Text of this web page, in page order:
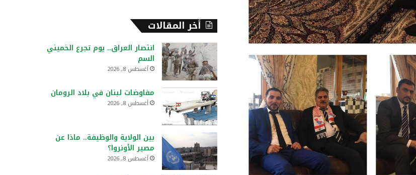
أخر المقالات
انتصار العراق.. يوم تجرع الخميني
السم
أغسطس 8, 2026
مفاوضات لبنان في بلاد الرومان
أغسطس 8, 2026
بين الولاية والوظيفة.. ماذا عن
مصير الأونروا؟
أغسطس 8, 2026